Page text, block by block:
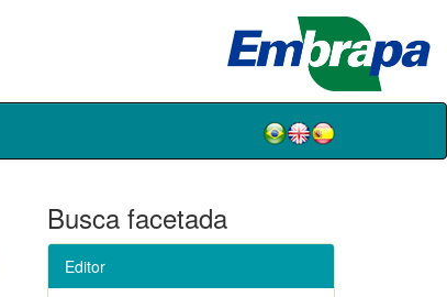
Busca facetada
Editor